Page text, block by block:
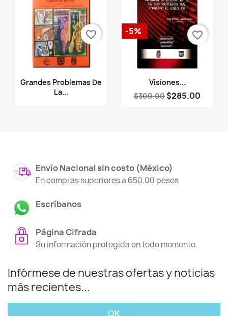
Vista rápida
Grandes Problemas De
La...
favorite_border
Vista rápida
Visiones...
$300.00 $285.00
-5% favorite_border
Envío Nacional sin costo (México)
En compras superiores a 650.00 pesos
Escríbanos
Página Cifrada
Su información protegida en todo momento.
Infórmese de nuestras ofertas y noticias
más recientes...